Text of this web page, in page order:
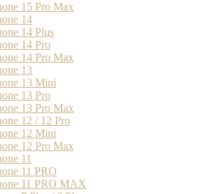
15 Pro Max
14
14 Plus
14 Pro
14 Pro Max
13
13 Mini
13 Pro
13 Pro Max
12 / 12 Pro
12 Mini
12 Pro Max
11
11 PRO
11 PRO MAX